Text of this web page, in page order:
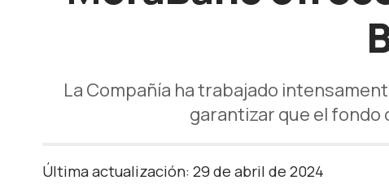
La Compañía ha trabajado
garantizar que el fondo
Última actualización: 29 de abril de 2024